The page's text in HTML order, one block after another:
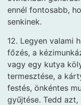
ennél fontosabb,
senkinek.
12. Legyen valami
főzés, a
vagy egy kutya
termesztése, a
festés, önkéntes
gyűjtése. Tedd azt,